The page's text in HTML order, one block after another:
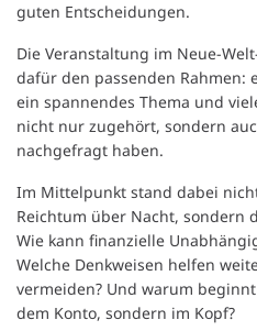
guten Entscheidungen.
Die Veranstaltung im Neue-
dafür den passenden Rahmen:
ein spannendes Thema und
nicht nur zugehört, sondern
nachgefragt haben.
Im Mittelpunkt stand dabei
Reichtum über Nacht, sondern
Wie kann finanzielle
Welche Denkweisen helfen
vermeiden? Und warum
dem Konto, sondern im Kopf?